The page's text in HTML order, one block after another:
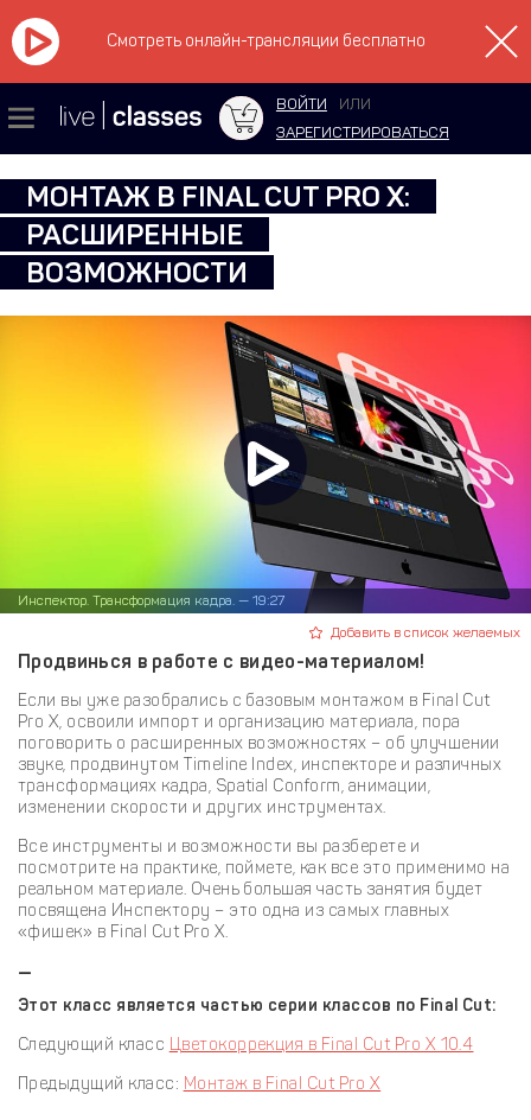
Смотреть онлайн-трансляции бесплатно
ВОЙТИ
ИЛИ
ЗАРЕГИСТРИРОВАТЬСЯ
МОНТАЖ В FINAL CUT PRO X:
РАСШИРЕННЫЕ
ВОЗМОЖНОСТИ
Инспектор. Трансформация кадра. — 19:27
Добавить в список желаемых
Продвинься в работе с видео-материалом!
Если вы уже разобрались с базовым монтажом в Final Cut
Pro X, освоили импорт и организацию материала, пора
поговорить о расширенных возможностях – об улучшении
звуке, продвинутом Timeline Index, инспекторе и различных
трансформациях кадра, Spatial Conform, анимации,
изменении скорости и других инструментах.
Все инструменты и возможности вы разберете и
посмотрите на практике, поймете, как все это применимо на
реальном материале. Очень большая часть занятия будет
посвящена Инспектору – это одна из самых главных
«фишек» в Final Cut Pro X.
—
Этот класс является частью серии классов по Final Cut:
Следующий класс Цветокоррекция в Final Cut Pro X 10.4
Предыдущий класс: Монтаж в Final Cut Pro X